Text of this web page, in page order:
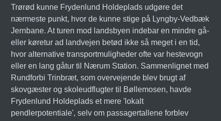
Trørød kunne Frydenlund Holdeplads udgøre det
nærmeste punkt, hvor de kunne stige på Lyngby-Vedbæk
Jernbane. At turen mod landsbyen indebar en mindre gå-
eller køretur ad landvejen betød ikke så meget i en tid,
hvor alternative transportmuligheder ofte var hestevogn
eller en lang gåtur til Nærum Station. Sammenlignet med
Rundforbi Trinbræt, som overvejende blev brugt af
skovgæster og skoleudflugter til Bøllemosen, havde
Frydenlund Holdeplads et mere 'lokalt
pendlerpotentiale', selv om passagertallene forblev